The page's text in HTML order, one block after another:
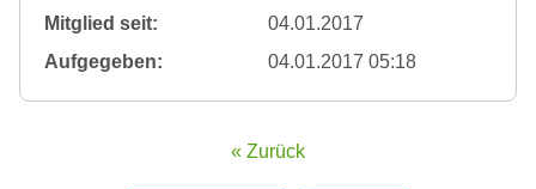
Mitglied seit:
04.01.2017
Aufgegeben:
04.01.2017 05:18
« Zurück